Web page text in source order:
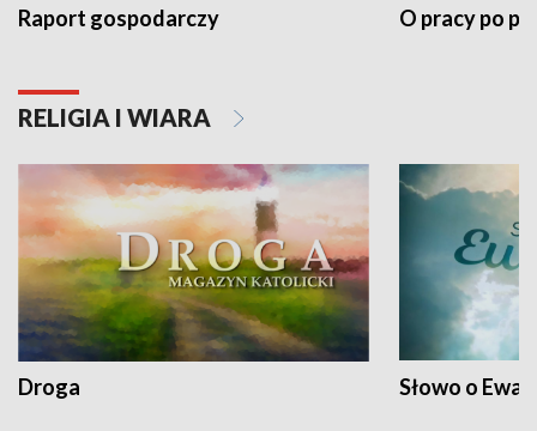
Raport gospodarczy O pracy po
RELIGIA I WIARA
Droga Słowo o